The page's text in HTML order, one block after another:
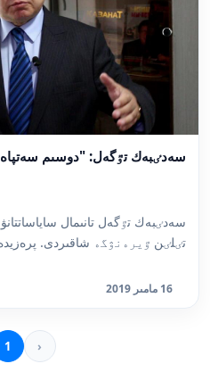
سەدٸبەك تٷگەل: "دوسىم
سەدٸبەك تٷگەل تانىمال
تٸلٸن ٷيرەنۋگە شاقىردى.
16 مامىر 2019
‹
1